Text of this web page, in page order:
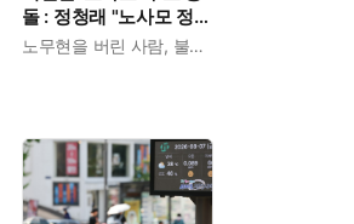
돌 : 정청래 "노사모 정신
으로 승리" vs 김민석 측노무현을 버린 사람, 불편하겠지